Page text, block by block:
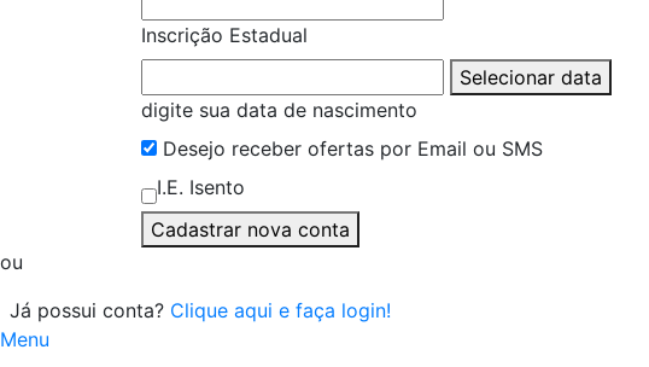
Inscrição Estadual
Selecionar data
digite sua data de nascimento
Desejo receber ofertas por Email ou SMS
I.E. Isento
Cadastrar nova conta
ou
Já possui conta? Clique aqui e faça login!
Menu